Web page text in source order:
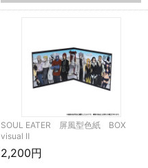
SOUL EATER 屏風型色紙 BOX
visual Ⅱ
2,200円